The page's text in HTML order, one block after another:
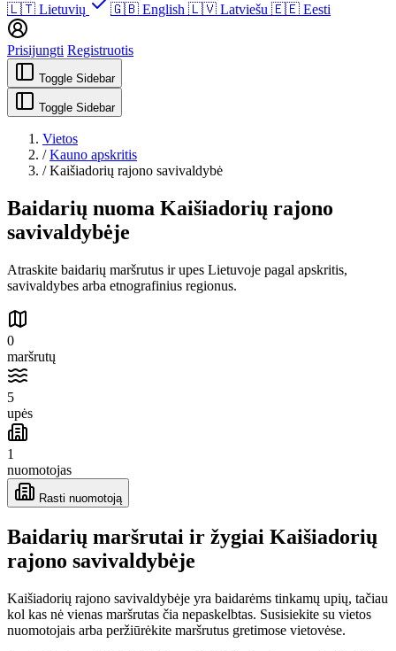
🇱🇹 Lietuvių 🇬🇧 English 🇱🇻 Latviešu 🇪🇪 Eesti
Prisijungti Registruotis
Toggle Sidebar
Toggle Sidebar
Vietos
/ Kauno apskritis
/ Kaišiadorių rajono savivaldybė
Baidarių nuoma Kaišiadorių rajono
savivaldybėje
Atraskite baidarių maršrutus ir upes Lietuvoje pagal apskritis,
savivaldybes arba etnografinius regionus.
0
maršrutų
5
upės
1
nuomotojas
Rasti nuomotoją
Baidarių maršrutai ir žygiai Kaišiadorių
rajono savivaldybėje
Kaišiadorių rajono savivaldybėje yra baidarėms tinkamų upių, tačiau
kol kas nė vienas maršrutas čia nepaskelbtas. Susisiekite su vietos
nuomotojais arba peržiūrėkite maršrutus gretimose vietovėse.